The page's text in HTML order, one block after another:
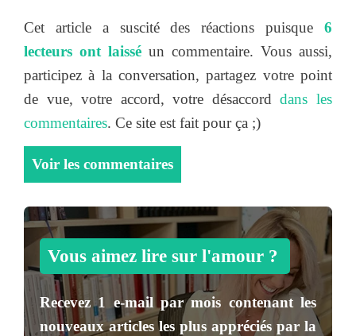
Cet article a suscité des réactions puisque 6
lecteurs ont laissé un commentaire. Vous aussi,
participez à la conversation, partagez votre point
de vue, votre accord, votre désaccorddans les
commentaires. Ce site est fait pour ça ;)
Voir les commentaires
Vous aimez lire sur l'amour ?
Recevez1 e-mail par mois contenant les
nouveaux articles les plus appréciés par la